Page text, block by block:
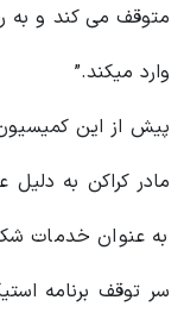
متوقف می کند و به
وارد میکند.”
پیش از این
مادر کراکن به
به عنوان خدمات